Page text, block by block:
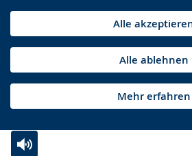
Alle
Alle ablehnen
Mehr erfahren